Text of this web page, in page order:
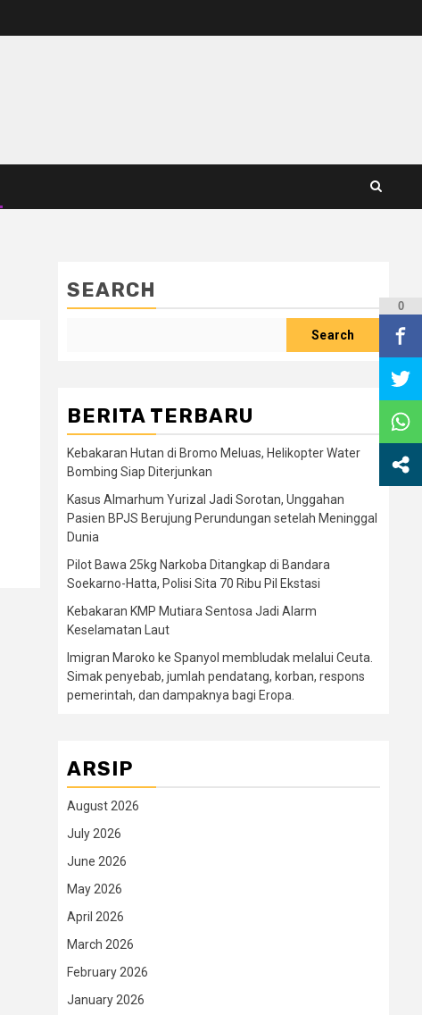
SEARCH
Search
BERITA TERBARU
Kebakaran Hutan di Bromo Meluas, Helikopter Water
Bombing Siap Diterjunkan
Kasus Almarhum Yurizal Jadi Sorotan, Unggahan
Pasien BPJS Berujung Perundungan setelah Meninggal
Dunia
Pilot Bawa 25kg Narkoba Ditangkap di Bandara
Soekarno-Hatta, Polisi Sita 70 Ribu Pil Ekstasi
Kebakaran KMP Mutiara Sentosa Jadi Alarm
Keselamatan Laut
Imigran Maroko ke Spanyol membludak melalui Ceuta.
Simak penyebab, jumlah pendatang, korban, respons
pemerintah, dan dampaknya bagi Eropa.
ARSIP
August 2026
July 2026
June 2026
May 2026
April 2026
March 2026
February 2026
January 2026
0